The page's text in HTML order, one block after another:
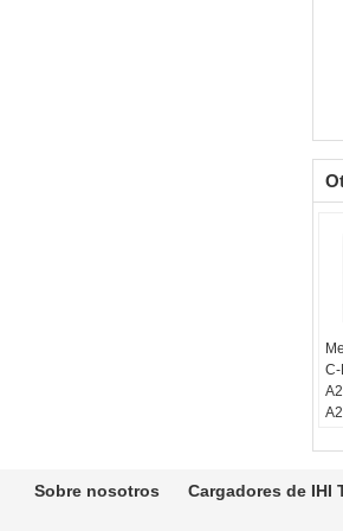
C-
Sobre nosotros Cargadores de IHI